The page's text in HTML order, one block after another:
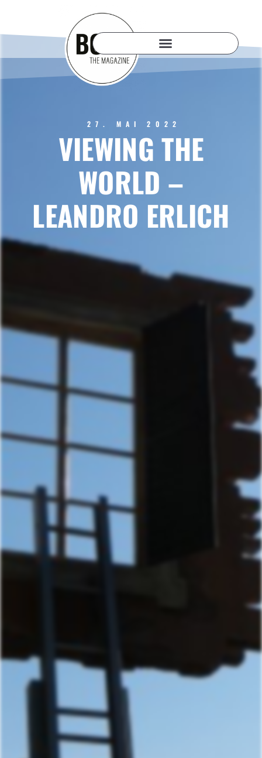
27. MAI 2022
VIEWING THE
WORLD –
LEANDRO ERLICH